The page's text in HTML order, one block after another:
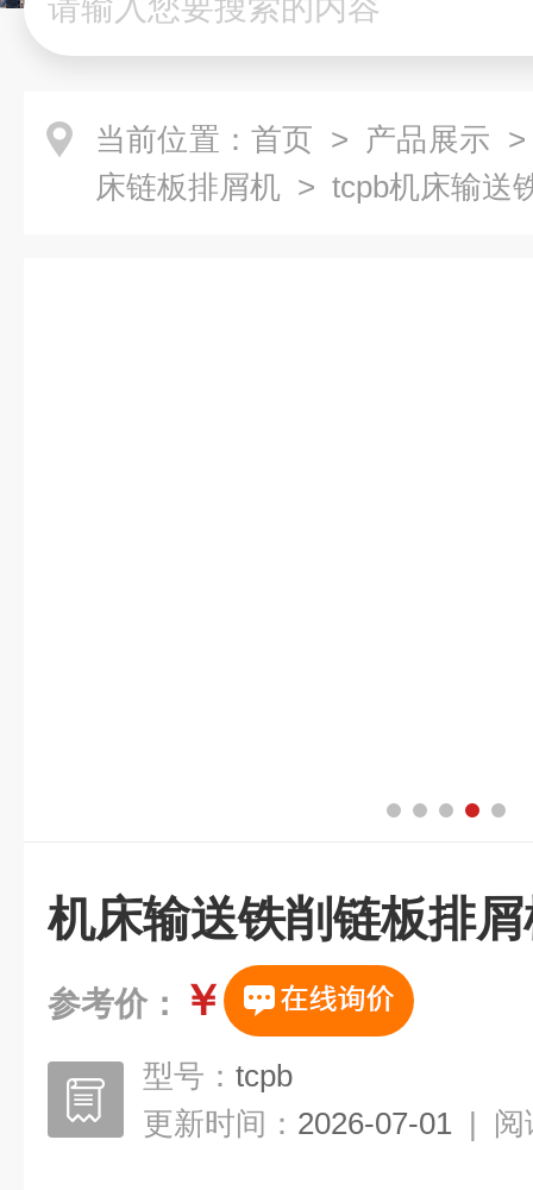
当前位置： 首页 > 产品展示
床链板排屑机 > tcpb机床输送
机床输送铁削链板排
参考价： ￥
型号： tcpb
更新时间： 2026-07-01 | 阅